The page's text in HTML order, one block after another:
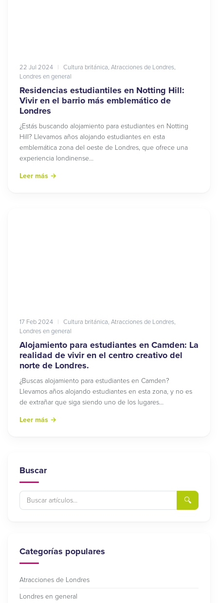
22 Jul 2024 | Cultura británica, Atracciones de Londres,
Londres en general
Residencias estudiantiles en Notting Hill:
Vivir en el barrio más emblemático de
Londres
¿Estás buscando alojamiento para estudiantes en Notting
Hill? Llevamos años alojando estudiantes en esta
emblemática zona del oeste de Londres, que ofrece una
experiencia londinense…
Leer más →
17 Feb 2024 | Cultura británica, Atracciones de Londres,
Londres en general
Alojamiento para estudiantes en Camden: La
realidad de vivir en el centro creativo del
norte de Londres.
¿Buscas alojamiento para estudiantes en Camden?
Llevamos años alojando estudiantes en esta zona, y no es
de extrañar que siga siendo uno de los lugares…
Leer más →
Buscar
🔍
Categorías populares
Atracciones de Londres
Londres en general